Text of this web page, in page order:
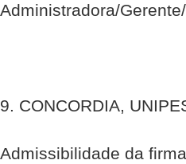
Administradora/
9. CONCORDIA,
Admissibilidade da